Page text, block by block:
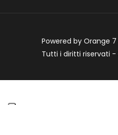
Powered by Orange 7
Tutti i diritti riservati